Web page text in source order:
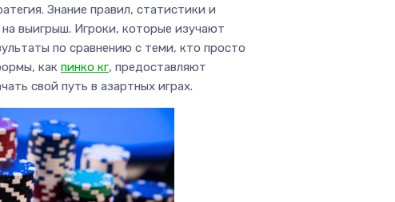
Знание правил, статистики и
выигрыш. Игроки, которые изучают
по сравнению с теми, кто просто
как пинко кг, предоставляют
свой путь в азартных играх.